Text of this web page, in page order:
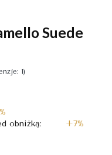
Suede
1)
obniżką:
+7%